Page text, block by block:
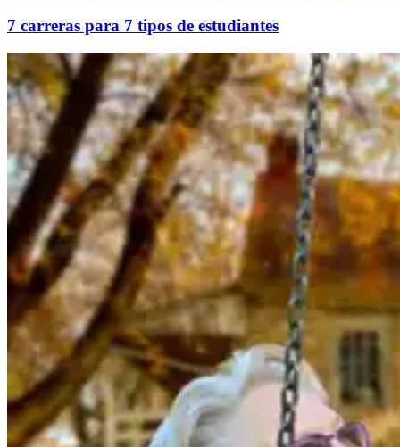
7 carreras para 7 tipos de estudiantes